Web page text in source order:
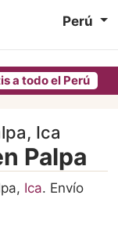
a todo el Perú
Perú
Ica
Palpa
Ica. Envío